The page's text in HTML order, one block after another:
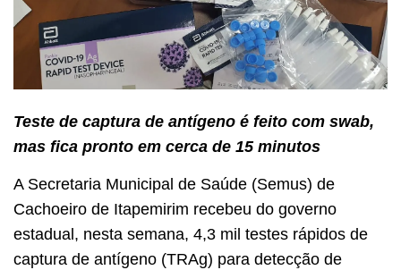
Teste de captura de antígeno é feito com swab,
mas fica pronto em cerca de 15 minutos
A Secretaria Municipal de Saúde (Semus) de
Cachoeiro de Itapemirim recebeu do governo
estadual, nesta semana, 4,3 mil testes rápidos de
captura de antígeno (TRAg) para detecção de